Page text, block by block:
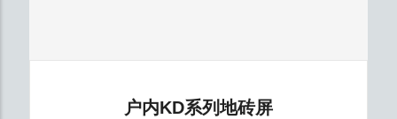
户内KD系列地砖屏